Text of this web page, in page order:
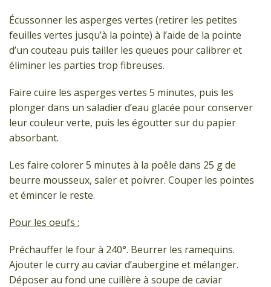
Écussonner les asperges vertes (retirer les petites
feuilles vertes jusqu’à la pointe) à l’aide de la pointe
d’un couteau puis tailler les queues pour calibrer et
éliminer les parties trop fibreuses.
Faire cuire les asperges vertes 5 minutes, puis les
plonger dans un saladier d’eau glacée pour conserver
leur couleur verte, puis les égoutter sur du papier
absorbant.
Les faire colorer 5 minutes à la poêle dans 25 g de
beurre mousseux, saler et poivrer. Couper les pointes
et émincer le reste.
Pour les oeufs :
Préchauffer le four à 240°. Beurrer les ramequins.
Ajouter le curry au caviar d’aubergine et mélanger.
Déposer au fond une cuillère à soupe de caviar